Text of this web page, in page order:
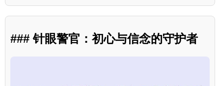
### 针眼警官：初心与信念的守护者